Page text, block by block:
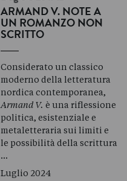
ARMAND V. NOTE A
UN ROMANZO NON
SCRITTO
Considerato un classico
moderno della letteratura
nordica contemporanea,
Armand V. è una riflessione
politica, esistenziale e
metaletteraria sui limiti e
le possibilità della scrittura
…
Luglio 2024